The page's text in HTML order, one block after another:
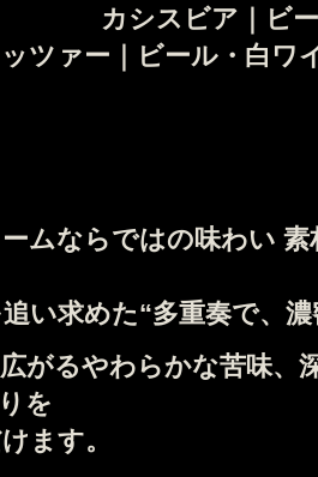
｜ビール・カ
ツァー｜ビール・白ワ
ムならではの味わい 素
い求めた“多重奏で、
がるやわらかな苦味、
を
ます。